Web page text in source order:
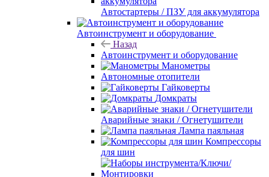
Автостартеры / ПЗУ для аккумулятора
Автоинструмент и оборудование
Назад
Автоинструмент и оборудование
Манометры
Автономные отопители
Гайковерты
Домкраты
Аварийные знаки / Огнетушители
Лампа паяльная
Компрессоры
для шин